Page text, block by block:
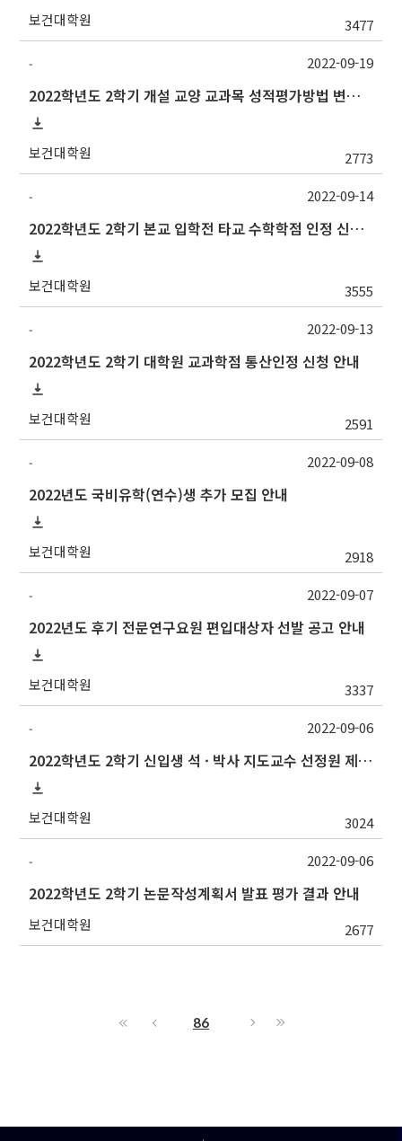
보건대학원 3477
-
2022학년도 2학기 개설 교양 교과목 성적평가방법 변경 안내
보건대학원 2773
2022-09-19
-
2022학년도 2학기 본교 입학전 타교 수학학점 인정 신청 안내
보건대학원 3555
2022-09-14
-
2022학년도 2학기 대학원 교과학점 통산인정 신청 안내
보건대학원 2591
2022-09-13
-
2022년도 국비유학(연수)생 추가 모집 안내
보건대학원 2918
2022-09-08
-
2022년도 후기 전문연구요원 편입대상자 선발 공고 안내
보건대학원 3337
2022-09-07
-
2022학년도 2학기 신입생 석 · 박사 지도교수 선정원 제출(Thesis Advisor)
보건대학원 3024
2022-09-06
-
2022학년도 2학기 논문작성계획서 발표 평가 결과 안내
보건대학원 2677
2022-09-06
86